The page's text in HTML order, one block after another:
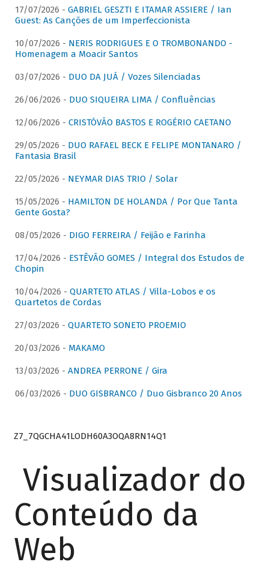
17/07/2026 - GABRIEL GESZTI E ITAMAR ASSIERE / Ian
Guest: As Canções de um Imperfeccionista
10/07/2026 - NERIS RODRIGUES E O TROMBONANDO -
Homenagem a Moacir Santos
03/07/2026 - DUO DA JUÁ / Vozes Silenciadas
26/06/2026 - DUO SIQUEIRA LIMA / Confluências
12/06/2026 - CRISTÓVÃO BASTOS E ROGÉRIO CAETANO
29/05/2026 - DUO RAFAEL BECK E FELIPE MONTANARO /
Fantasia Brasil
22/05/2026 - NEYMAR DIAS TRIO / Solar
15/05/2026 - HAMILTON DE HOLANDA / Por Que Tanta
Gente Gosta?
08/05/2026 - DIGO FERREIRA / Feijão e Farinha
17/04/2026 - ESTÊVÃO GOMES / Integral dos Estudos de
Chopin
10/04/2026 - QUARTETO ATLAS / Villa-Lobos e os
Quartetos de Cordas
27/03/2026 - QUARTETO SONETO PROEMIO
20/03/2026 - MAKAMO
13/03/2026 - ANDREA PERRONE / Gira
06/03/2026 - DUO GISBRANCO / Duo Gisbranco 20 Anos
Z7_7QGCHA41LODH60A3OQA8RN14Q1
Visualizador do
Conteúdo da
Web